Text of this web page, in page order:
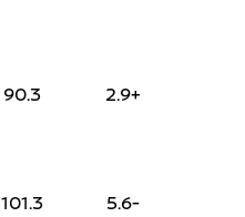
90.3 +2.9
101.3 -5.6